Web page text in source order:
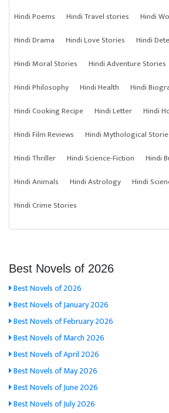
Hindi Poems
Hindi Travel stories
Hindi
Hindi Drama
Hindi Love Stories
Hindi
Hindi Moral Stories
Hindi Adventure Stories
Hindi Philosophy
Hindi Health
Hindi
Hindi Cooking Recipe
Hindi Letter
Hindi
Hindi Film Reviews
Hindi Mythological
Hindi Thriller
Hindi Science-Fiction Hindi
Hindi Animals
Hindi Astrology Hindi
Hindi Crime Stories
Best Novels of 2026
Best Novels of 2026
Best Novels of January 2026
Best Novels of February 2026
Best Novels of March 2026
Best Novels of April 2026
Best Novels of May 2026
Best Novels of June 2026
Best Novels of July 2026